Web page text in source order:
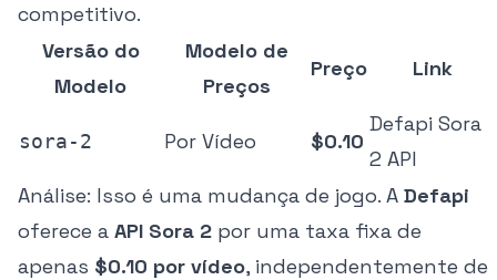
competitivo.
Versão do
Modelo
Modelo de
Preços
Preço Link
sora-2 Por Vídeo $0.10
Defapi Sora
2 API
Análise: Isso é uma mudança de jogo. A Defapi
oferece a API Sora 2 por uma taxa fixa de
apenas $0.10 por vídeo, independentemente de